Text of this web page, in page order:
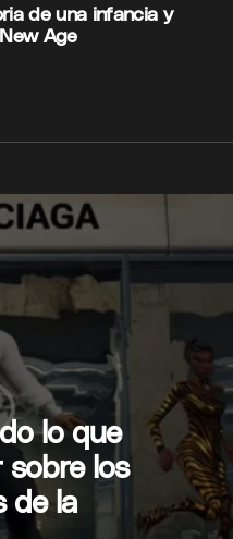
de una infancia y
Age
lo que
sobre los
de la